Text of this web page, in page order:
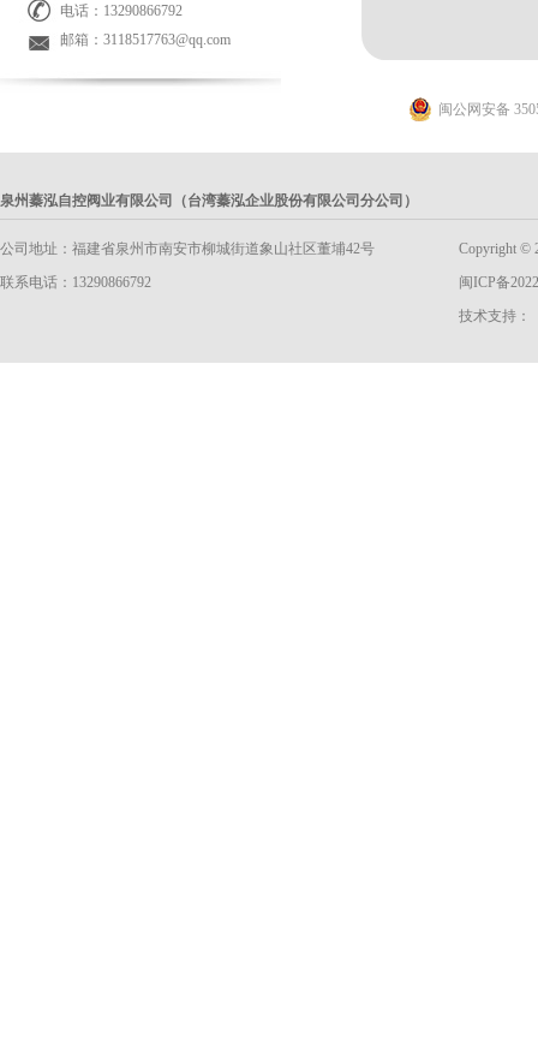
电话：13290866792
邮箱：3118517763@qq.com
泉州蓁泓自控阀业有限公司（台湾蓁泓企业股份有限公司分公司）
公司地址：福建省泉州市南安市柳城街道象山社区董埔42号
联系电话：13290866792
Copyright ©
闽ICP备
技术支持：
闽公网安备